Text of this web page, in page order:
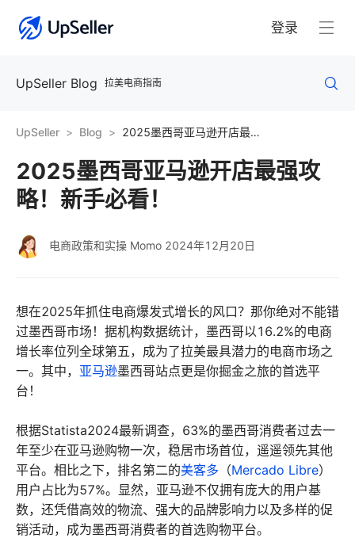
登录
UpSeller Blog 拉美电商指南
UpSeller Blog 2025墨西哥亚马逊开店最强攻略！新手必看！
2025墨西哥亚马逊开店最强攻
略！新手必看！
电商政策和实操 Momo 2024年12月20日
想在2025年抓住电商爆发式增长的风口？那你绝对不能错
过墨西哥市场！据机构数据统计，墨西哥以16.2%的电商
增长率位列全球第五，成为了拉美最具潜力的电商市场之
一。其中， 亚马逊墨西哥站点更是你掘金之旅的首选平
台！
根据Statista2024最新调查，63%的墨西哥消费者过去一
年至少在亚马逊购物一次，稳居市场首位，遥遥领先其他
平台。相比之下，排名第二的美客多 （Mercado Libre）
用户占比为57%。显然，亚马逊不仅拥有庞大的用户基
数，还凭借高效的物流、强大的品牌影响力以及多样的促
销活动，成为墨西哥消费者的首选购物平台。